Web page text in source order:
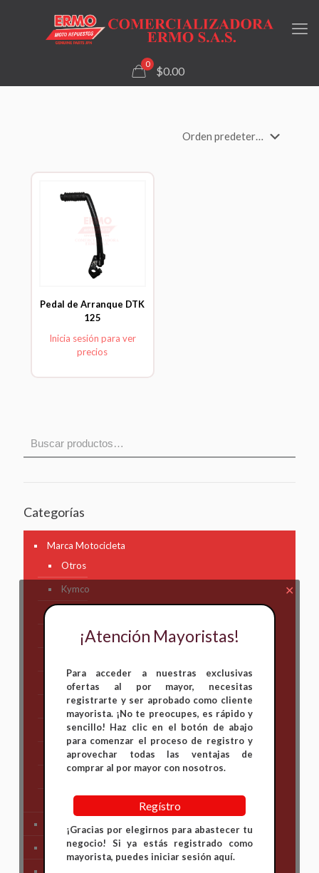
0
$0.00
Pedal de Arranque DTK
125
Inicia sesión para ver
precios
Categorías
Marca Motocicleta
Otros
Kymco
Honda
KAWASAKI
KTM
Suzuki
Yamaha
Tren Delantero
Partes de Motor
✕
¡Atención Mayoristas!
Para acceder a nuestras exclusivas
ofertas al por mayor, necesitas
registrarte y ser aprobado como cliente
mayorista. ¡No te preocupes, es rápido y
sencillo! Haz clic en el botón de abajo
para comenzar el proceso de registro y
aprovechar todas las ventajas de
comprar al por mayor con nosotros.
Regístro
¡Gracias por elegirnos para abastecer tu
negocio! Si ya estás registrado como
mayorista, puedes iniciar sesión aquí.